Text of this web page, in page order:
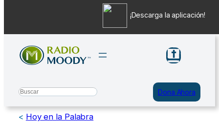
contenido
Search Dona Ahora
< Hoy en la Palabra
¡Descarga la aplicación!